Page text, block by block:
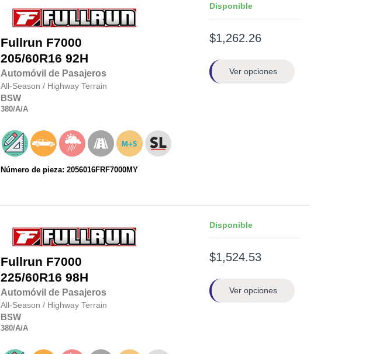
Fullrun F7000
205/60R16 92H
Automóvil de Pasajeros
All-Season / Highway Terrain
BSW
380/A/A
Número de pieza: 2056016FRF7000MY
Disponible
$1,262.26
Ver opciones
Fullrun F7000
225/60R16 98H
Automóvil de Pasajeros
All-Season / Highway Terrain
BSW
380/A/A
Disponible
$1,524.53
Ver opciones